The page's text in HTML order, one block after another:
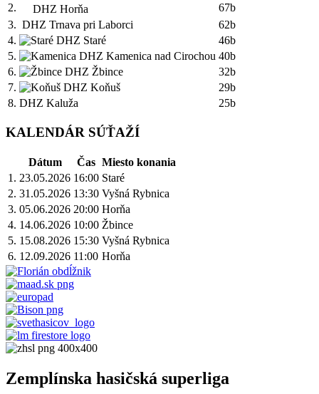
2.
DHZ Horňa
67b
3. DHZ Trnava pri Laborci
62b
4.
DHZ Staré
46b
5.
DHZ Kamenica nad Cirochou 40b
6.
DHZ Žbince
32b
7.
DHZ Koňuš
29b
8. DHZ Kaluža 25b
KALENDÁR SÚŤAŽÍ
Dátum Čas Miesto konania
1. 23.05.2026 16:00 Staré
2. 31.05.2026 13:30 Vyšná Rybnica
3. 05.06.2026 20:00 Horňa
4. 14.06.2026 10:00 Žbince
5. 15.08.2026 15:30 Vyšná Rybnica
6. 12.09.2026 11:00 Horňa
Zemplínska hasičská superliga